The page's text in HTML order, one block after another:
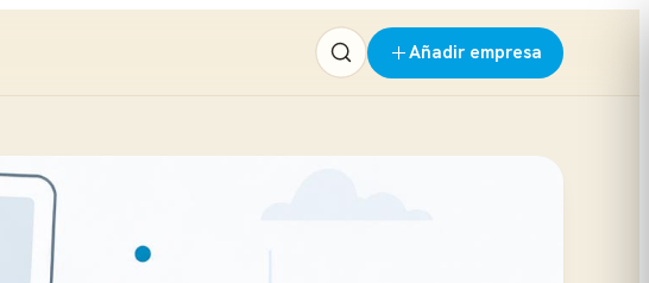
Añadir empresa